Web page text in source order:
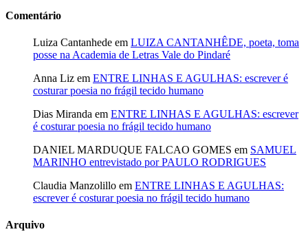
Comentário
Luiza Cantanhede em LUIZA CANTANHÊDE, poeta, toma
posse na Academia de Letras Vale do Pindaré
Anna Liz em ENTRE LINHAS E AGULHAS: escrever é
costurar poesia no frágil tecido humano
Dias Miranda em ENTRE LINHAS E AGULHAS: escrever
é costurar poesia no frágil tecido humano
DANIEL MARDUQUE FALCAO GOMES em SAMUEL
MARINHO entrevistado por PAULO RODRIGUES
Claudia Manzolillo em ENTRE LINHAS E AGULHAS:
escrever é costurar poesia no frágil tecido humano
Arquivo